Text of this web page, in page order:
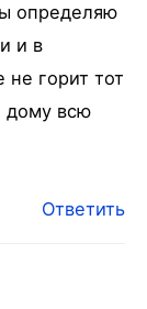
определяю
и в
не горит тот
дому всю
Ответить